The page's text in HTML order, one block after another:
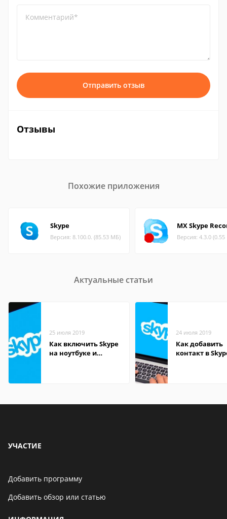
Комментарий*
Отправить отзыв
Отзывы
Похожие приложения
Skype
Версия: 8.100.0. (85.53 МБ)
MX Skype
Версия: 4.3.0
Актуальные статьи
25 июля 2019
Как включить Skype
на ноутбуке и
24 июля 2019
Как добавить
контакт в
УЧАСТИЕ
Добавить программу
Добавить обзор или статью